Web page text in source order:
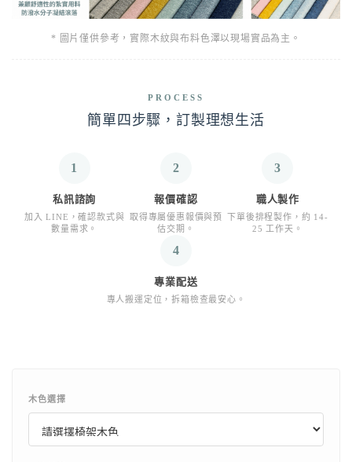
* 圖片僅供參考，實際木紋與布料色澤以現場實品為主。
PROCESS
簡單四步驟，訂製理想生活
1
私訊諮詢
加入 LINE，確認款式與
數量需求。
2
報價確認
取得專屬優惠報價與預
估交期。
3
職人製作
下單後排程製作，約 14-
25 工作天。
4
專業配送
專人搬運定位，拆箱檢查最安心。
木色選擇